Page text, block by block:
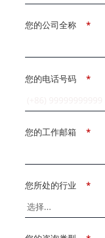
*
您的公司全称
*
您的电话号码
*
您的工作邮箱
*
您所处的行业